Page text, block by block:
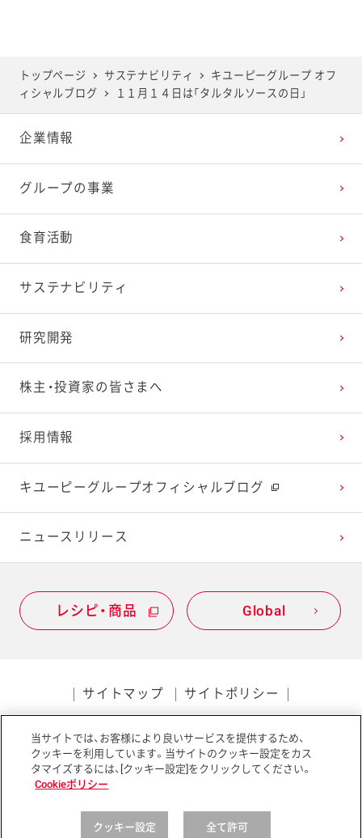
2025年4月
2025年3月
2025年2月
2025年1月
2024年5月
2024年4月
2024年3月
2024年2月
2023年6月
2023年5月
2023年4月
2023年3月
2022年7月
2022年6月
2022年5月
2022年4月
2021年8月
2021年7月
2021年6月
2021年5月
2020年9月
2020年8月
2020年7月
2020年6月
2019年10月
2019年9月
2019年8月
2019年7月
トップページ サステナビリティ
キユーピーグループ オフ
ィシャルブログ
１１月１４日は「タルタルソースの日」
企業情報
グループの事業
食育活動
サステナビリティ
研究開発
株主・投資家の皆さまへ
採用情報
キユーピーグループオフィシャルブログ
ニュースリリース
レシピ・商品 Global
サイトマップ サイトポリシー
ソーシャルメディアポリシー アクセシビリティ
当サイトでは、お客様により良いサービスを提供するため、
クッキーを利用しています。当サイトのクッキー設定をカス
タマイズするには、[クッキー設定]をクリックしてください。
Cookieポリシー
クッキー設定 全て許可